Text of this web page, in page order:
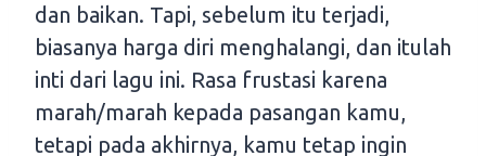
dan baikan. Tapi, sebelum itu terjadi,
biasanya harga diri menghalangi, dan itulah
inti dari lagu ini. Rasa frustasi karena
marah/marah kepada pasangan kamu,
tetapi pada akhirnya, kamu tetap ingin